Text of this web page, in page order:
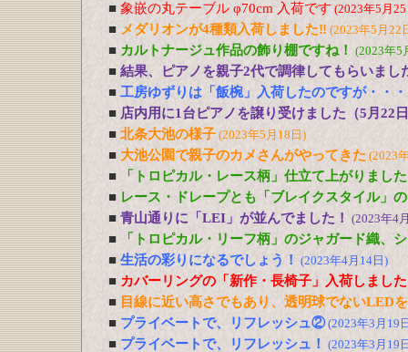
■ 象嵌の丸テーブル φ70cm 入荷です (2023年5月
■ メダリオンが4種類入荷しました‼ (2023年5月22
■ カルトナージュ作品の飾り棚ですね！ (2023年5
■ 結果、ピアノを親子2代で調律してもらいまし
■ 工房ゆずりは「飯椀」入荷したのですが・・・
■ 店内用に1台ピアノを譲り受けました（5月22
■ 北条大池の様子 (2023年5月18日)
■ 大池公園で親子のカメさんがやってきた (2023
■ 「トロピカル・レース柄」仕立て上がりました
■ レース・ドレープとも「ブレイクスタイル」
■ 青山通りに「LEI」が並んでました！ (2023年4
■
「トロピカル・リーフ柄」のジャガード織、
■ 生活の彩りになるでしょう！ (2023年4月14日)
■ カバーリングの「新作・長椅子」入荷しまし
■ 目線に近い高さでもあり、透明球でないLED
■ プライベートで、リフレッシュ②(2023年3月19
■ プライベートで、リフレッシュ！ (2023年3月19